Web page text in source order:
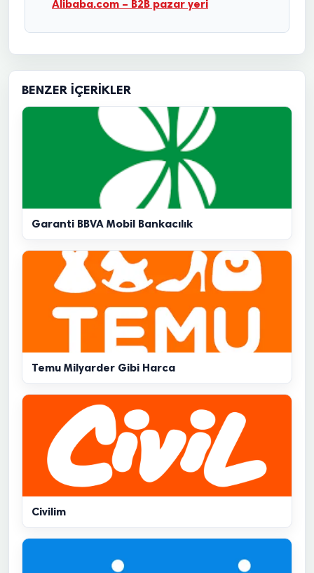
Alibaba.com – B2B pazar yeri
BENZER İÇERIKLER
Garanti BBVA Mobil Bankacılık
Temu Milyarder Gibi Harca
Civilim